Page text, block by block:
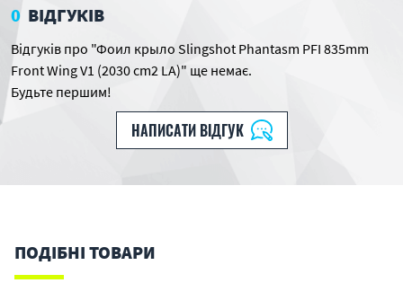
0 ВІДГУКІВ
Відгуків про "Фоил крыло Slingshot Phantasm PFI 835mm
Front Wing V1 (2030 cm2 LA)" ще немає.
Будьте першим!
НАПИСАТИ ВІДГУК
ПОДІБНІ ТОВАРИ